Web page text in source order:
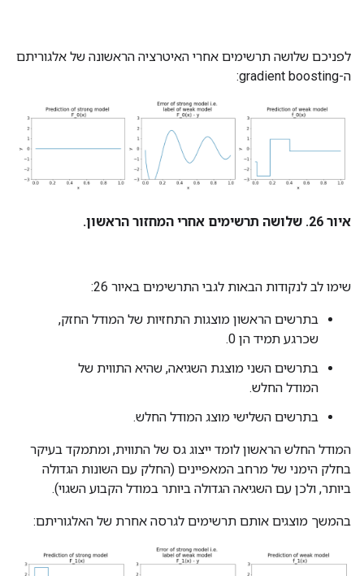
לפניכם שלושה תרשימים אחרי האיטרציה הראשונה של אלגוריתם
ה-gradient boosting:
איור 26. שלושה תרשימים אחרי המחזור הראשון.
שימו לב לנקודות הבאות לגבי התרשימים באיור 26:
בתרשים הראשון מוצגות התחזיות של המודל החזק,
שכרגע תמיד הן 0.
בתרשים השני מוצגת השגיאה, שהיא התווית של
המודל החלש.
בתרשים השלישי מוצג המודל החלש.
המודל החלש הראשון לומד ייצוג גס של התווית, ומתמקד בעיקר
בחלק הימני של מרחב המאפיינים (החלק עם השונות הגדולה
ביותר, ולכן עם השגיאה הגדולה ביותר במודל הקבוע השגוי).
בהמשך מוצגים אותם תרשימים לגרסה אחרת של האלגוריתם: